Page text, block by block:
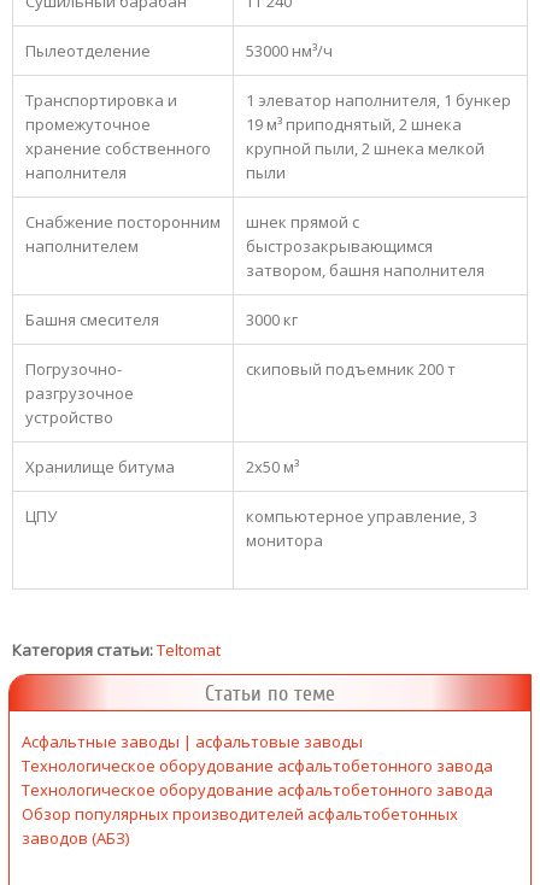
Пылеотделение 53000 нм³/ч
Транспортировка и
промежуточное
хранение собственного
наполнителя
1 элеватор наполнителя, 1 бункер
19 м³ приподнятый, 2 шнека
крупной пыли, 2 шнека мелкой
пыли
Снабжение посторонним
наполнителем
шнек прямой с
быстрозакрывающимся
затвором, башня наполнителя
Башня смесителя 3000 кг
Погрузочно-
разгрузочное
устройство
скиповый подъемник 200 т
Хранилище битума 2х50 м³
ЦПУ
компьютерное управление, 3
монитора
Категория статьи:Teltomat
Статьи по теме
Асфальтные заводы | асфальтовые заводы
Технологическое оборудование асфальтобетонного завода
Технологическое оборудование асфальтобетонного завода
Обзор популярных производителей асфальтобетонных
заводов (АБЗ)